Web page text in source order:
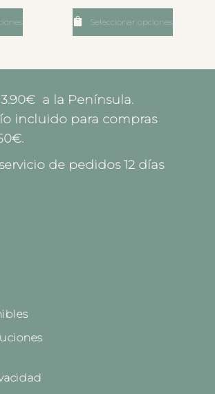
Seleccionar opciones
3.90€ a la Península.
para compras
de pedidos 12 días